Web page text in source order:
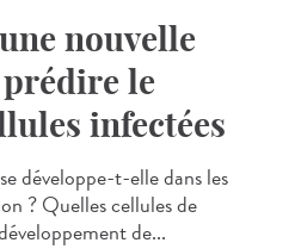
nouvelle
le
infectées
développe-t-elle dans les
? Quelles cellules de
de...